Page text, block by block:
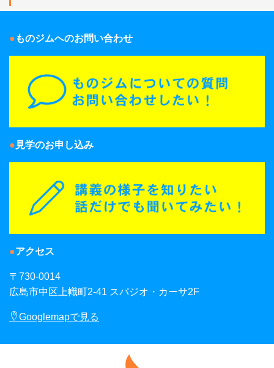
ものジムへのお問い合わせ
見学のお申し込み
アクセス
〒730-0014
広島市中区上幟町2-41 スパジオ・カーサ2F
Googlemapで見る